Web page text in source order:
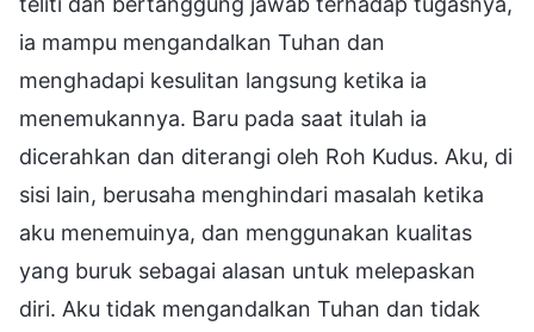
ia mampu mengandalkan Tuhan dan
menghadapi kesulitan langsung ketika ia
menemukannya. Baru pada saat itulah ia
dicerahkan dan diterangi oleh Roh Kudus. Aku, di
sisi lain, berusaha menghindari masalah ketika
aku menemuinya, dan menggunakan kualitas
yang buruk sebagai alasan untuk melepaskan
diri. Aku tidak mengandalkan Tuhan dan tidak